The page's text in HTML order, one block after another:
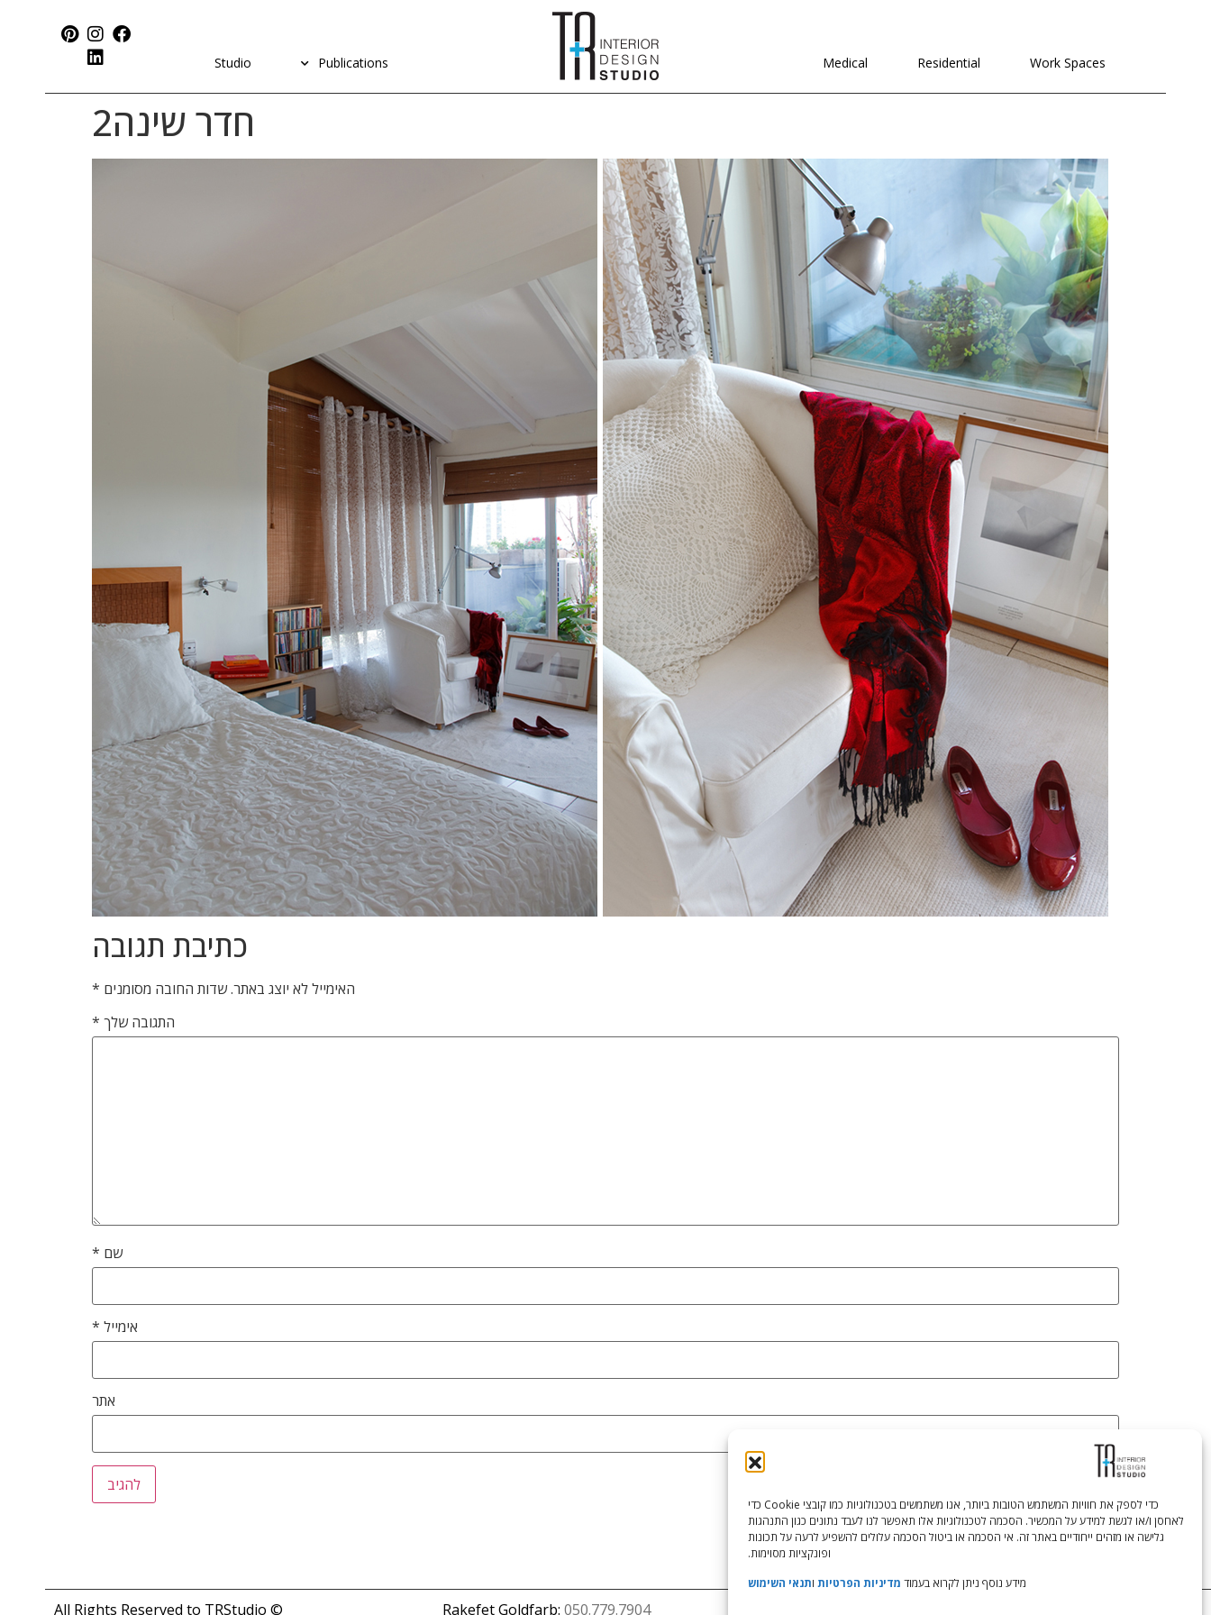
כדי לספק את חוויות המשתמש הטובות ביותר, אנו משתמשים בטכנולוגיות כמו קובצי Cookie כדי
לאחסן ו/או לגשת למידע על המכשיר. הסכמה לטכנולוגיות אלו תאפשר לנו לעבד נתונים כגון התנהגות
גלישה או מזהים ייחודיים באתר זה. אי הסכמה או ביטול הסכמה עלולים להשפיע לרעה על תכונות
ופונקציות מסוימות.
מידע נוסף ניתן לקרוא בעמוד מדיניות הפרטיות ותנאי השימוש
Work Spaces
Residential
Medical
Publications
Studio
חדר שינה2
כתיבת תגובה
האימייל לא יוצג באתר.שדות החובה מסומנים *
התגובה שלך *
שם *
אימייל *
אתר
Rakefet Goldfarb:050.779.7904
© All Rights Reserved to TRStudio